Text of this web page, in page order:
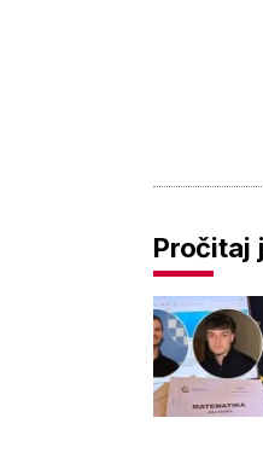
Pročitaj